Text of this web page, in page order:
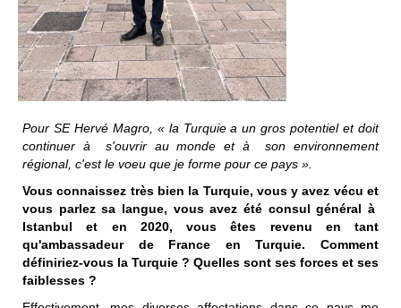
Pour SE Hervé Magro, « la Turquie a un gros potentiel et doit
continuer à s'ouvrir au monde et à son environnement
régional, c'est le voeu que je forme pour ce pays ».
Vous connaissez très bien la Turquie, vous y avez vécu et
vous parlez sa langue, vous avez été consul général à
Istanbul et en 2020, vous êtes revenu en tant
qu'ambassadeur de France en Turquie. Comment
définiriez-vous la Turquie ? Quelles sont ses forces et ses
faiblesses ?